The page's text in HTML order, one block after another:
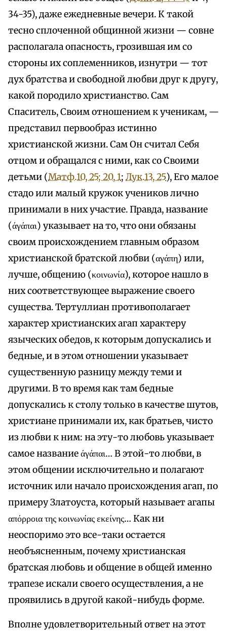
34-35), даже ежедневные вечери. К такой
тесно сплоченной общинной жизни — совне
располагала опасность, грозившая им со
стороны их соплеменников, изнутри — тот
дух братства и свободной любви друг к другу,
какой породило христианство. Сам
Спаситель, Своим отношением к ученикам, —
представил первообраз истинно
христианской жизни. Сам Он считал Себя
отцом и обращался с ними, как со Своими
детьми (Матф.10, 25; 20, 1; Лук.13, 25), Его малое
стадо или малый кружок учеников лично
принимали в них участие. Правда, название
(άγάπαι) указывает на то, что они обязаны
своим происхождением главным образом
христианской братской любви (αγάπη) или,
лучше, общению (κοινωνία), которое нашло в
них соответствующее выражение своего
существа. Тертуллиан противополагает
характер христианских агап характеру
языческих обедов, к которым допускались и
бедные, и в этом отношении указывает
существенную разницу между теми и
другими. В то время как там бедные
допускались к столу только в качестве шутов,
христиане принимали их, как братьев, чисто
из любви к ним: на эту-то любовь указывает
самое название άγάπαι… В этой-то любви, в
этом общении исключительно и полагают
источник или начало происхождения агап, по
примеру Златоуста, который называет агапы
απόρροια της κοινωνίας εκείνης… Как ни
неоспоримо это все-таки остается
необъясненным, почему христианская
братская любовь и общение в общей именно
трапезе искали своего осуществления, а не
проявились в другой какой-нибудь форме.
Вполне удовлетворительный ответ на этот